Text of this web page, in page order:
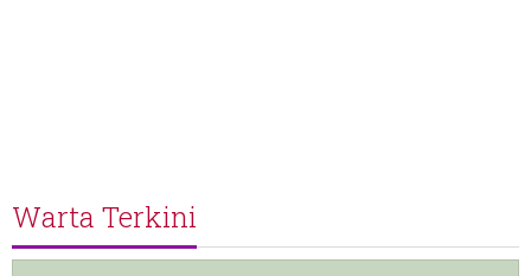
Warta Terkini